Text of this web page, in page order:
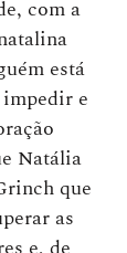
com a
está
e
Natália
que
as